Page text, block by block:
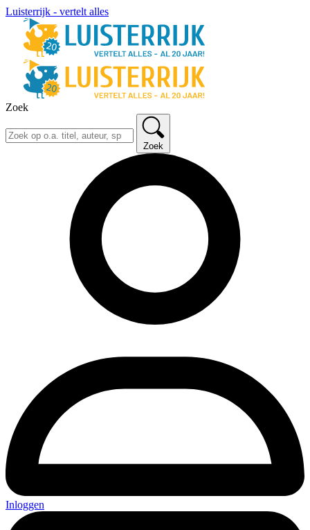
Luisterrijk - vertelt alles
Zoek
Zoek
Inloggen